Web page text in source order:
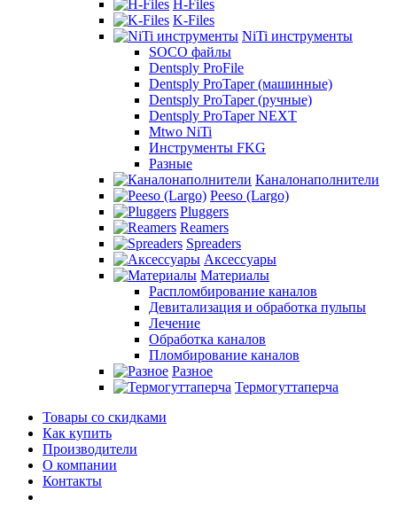
H-Files
K-Files
NiTi инструменты
SOCO файлы
Dentsply ProFile
Dentsply ProTaper (машинные)
Dentsply ProTaper (ручные)
Dentsply ProTaper NEXT
Mtwo NiTi
Инструменты FKG
Разные
Каналонаполнители
Peeso (Largo)
Pluggers
Reamers
Spreaders
Аксессуары
Материалы
Распломбирование каналов
Девитализация и обработка пульпы
Лечение
Обработка каналов
Пломбирование каналов
Разное
Термогуттаперча
Товары со скидками
Как купить
Производители
О компании
Контакты